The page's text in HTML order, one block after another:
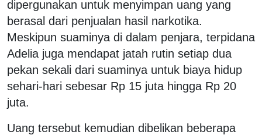
dipergunakan untuk menyimpan uang yang
berasal dari penjualan hasil narkotika.
Meskipun suaminya di dalam penjara, terpidana
Adelia juga mendapat jatah rutin setiap dua
pekan sekali dari suaminya untuk biaya hidup
sehari-hari sebesar Rp 15 juta hingga Rp 20
juta.
Uang tersebut kemudian dibelikan beberapa